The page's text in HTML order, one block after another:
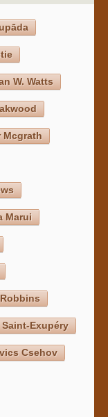
W. Watts
Mcgrath
Marui
Exupéry
Csehov